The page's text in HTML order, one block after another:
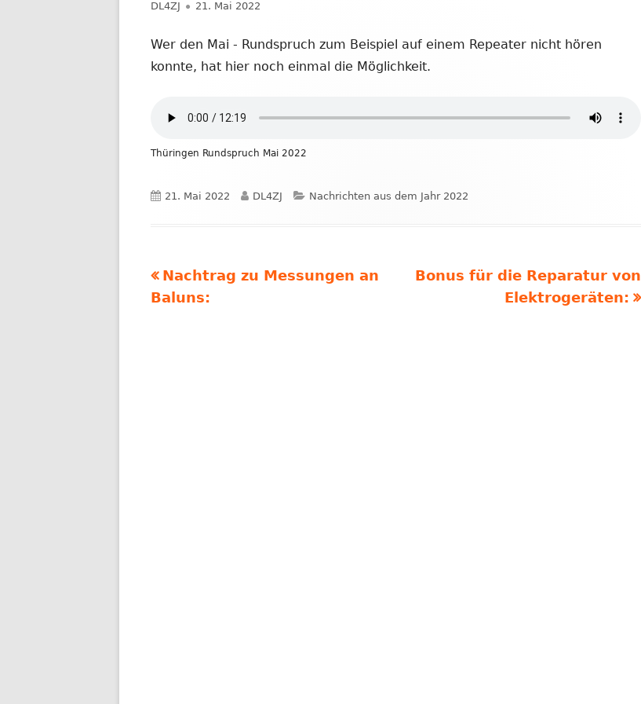
Autor
DL4ZJ
Veröffentlicht
21. Mai 2022
Wer den Mai - Rundspruch zum Beispiel auf einem Repeater nicht hören
konnte, hat hier noch einmal die Möglichkeit.
Thüringen Rundspruch Mai 2022
Veröffentlicht
21. Mai 2022 Autor
DL4ZJ Kategorien
Nachrichten aus dem Jahr 2022
Beitragsnavigation
Vorheriger
Beitrag:
Nachtrag zu Messungen an
Baluns:
Nächster
Bonus für die Reparatur von
Elektrogeräten: